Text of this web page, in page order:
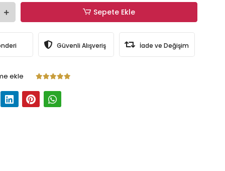
Sepete Ekle
Güvenli Alışveriş İade ve Değişim
ekle